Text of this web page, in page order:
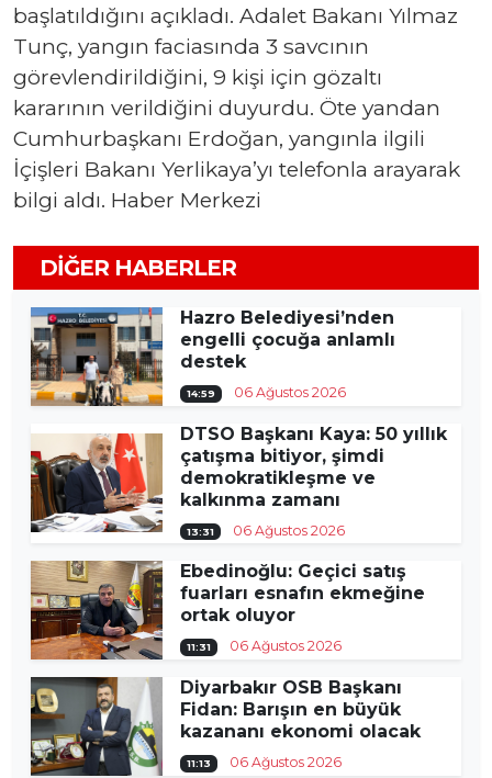
başlatıldığını açıkladı. Adalet Bakanı Yılmaz
Tunç, yangın faciasında 3 savcının
görevlendirildiğini, 9 kişi için gözaltı
kararının verildiğini duyurdu. Öte yandan
Cumhurbaşkanı Erdoğan, yangınla ilgili
İçişleri Bakanı Yerlikaya’yı telefonla arayarak
bilgi aldı. Haber Merkezi
DIĞER HABERLER
Hazro Belediyesi’nden
engelli çocuğa anlamlı
destek
14:59 06 Ağustos 2026
DTSO Başkanı Kaya: 50 yıllık
çatışma bitiyor, şimdi
demokratikleşme ve
kalkınma zamanı
13:31 06 Ağustos 2026
Ebedinoğlu: Geçici satış
fuarları esnafın ekmeğine
ortak oluyor
11:31 06 Ağustos 2026
Diyarbakır OSB Başkanı
Fidan: Barışın en büyük
kazananı ekonomi olacak
11:13 06 Ağustos 2026